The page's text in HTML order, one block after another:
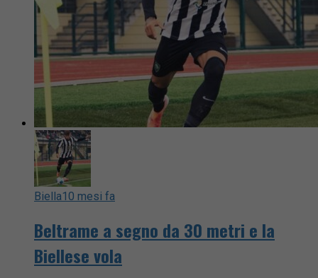
Biella10 mesi fa
Beltrame a segno da 30 metri e la
Biellese vola